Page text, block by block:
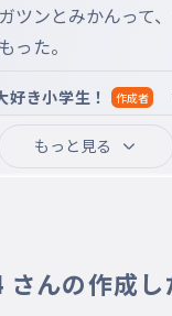
ツンとみかんって
った。
好き小学生！ 作成者
いよ
ゃ★ 5月11日
もっと見る
さんの作成